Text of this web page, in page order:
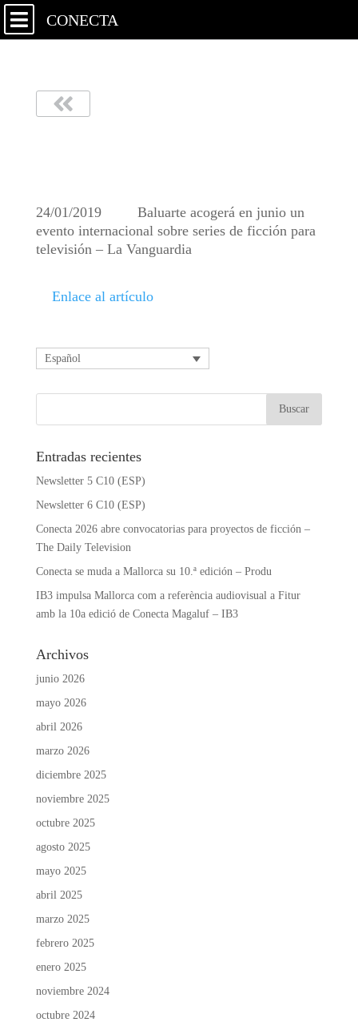
CONECTA
24/01/2019 Baluarte acogerá en junio un
evento internacional sobre series de ficción para
televisión – La Vanguardia
Enlace al artículo
Español
Entradas recientes
Newsletter 5 C10 (ESP)
Newsletter 6 C10 (ESP)
Conecta 2026 abre convocatorias para proyectos de ficción –
The Daily Television
Conecta se muda a Mallorca su 10.ª edición – Produ
IB3 impulsa Mallorca com a referència audiovisual a Fitur
amb la 10a edició de Conecta Magaluf – IB3
Archivos
junio 2026
mayo 2026
abril 2026
marzo 2026
diciembre 2025
noviembre 2025
octubre 2025
agosto 2025
mayo 2025
abril 2025
marzo 2025
febrero 2025
enero 2025
noviembre 2024
octubre 2024